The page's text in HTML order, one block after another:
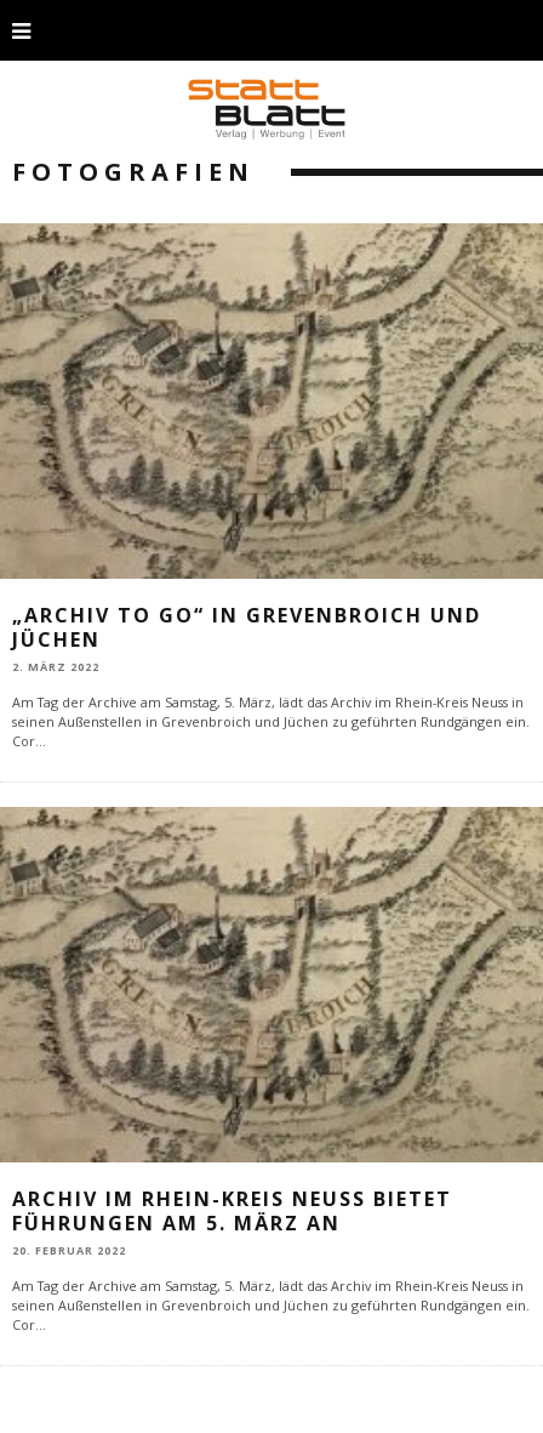
FOTOGRAFIEN
„ARCHIV TO GO“ IN GREVENBROICH UND
JÜCHEN
2. MÄRZ 2022
Am Tag der Archive am Samstag, 5. März, lädt das Archiv im Rhein-Kreis Neuss in
seinen Außenstellen in Grevenbroich und Jüchen zu geführten Rundgängen ein.
Cor...
ARCHIV IM RHEIN-KREIS NEUSS BIETET
FÜHRUNGEN AM 5. MÄRZ AN
20. FEBRUAR 2022
Am Tag der Archive am Samstag, 5. März, lädt das Archiv im Rhein-Kreis Neuss in
seinen Außenstellen in Grevenbroich und Jüchen zu geführten Rundgängen ein.
Cor...